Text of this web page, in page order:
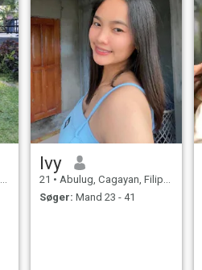
Ivy
21 • Abulug, Cagayan, Filippinerne
Søger: Mand 23 - 41